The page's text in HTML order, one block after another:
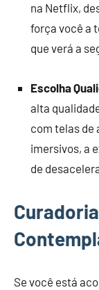
na Netflix,
força você a
que verá a
Escolha
alta
com telas de
imersivos, a
de
Se você está